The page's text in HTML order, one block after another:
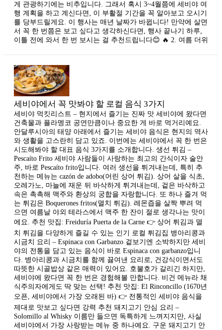
게 관광하기에는 비추입니다. 그래서 혹시 3~4월쯤에 세비야 여
행 계획을 하고 계신다면, 이 부활절 기간을 꼭 알아보고 오시기
를 당부드릴게요. 이 행사는 매년 날짜가 바뀝니다! ​만약에 살면
서 꼭 한 번쯤은 보고 싶다고 생각하신다면, 행사 끝나기 하루,
이틀 전에 와서 한 번 보시는 걸 추천드립니다😊 🔥 2. 여름 더위
세비야에서 꼭 맛봐야 할 로컬 음식 3가지
세비야 먹킷리스트 – 현지에서 즐기는 진짜 맛 세비야에 왔다면
건축물과 플라멩코 공연만큼이나 중요한 게 바로 먹거리예요.
안달루시아의 태양 아래에서 즐기는 세비야 음식은 현지의 역사
와 생활을 고스란히 담고 있죠. 이번에는 세비야에서 꼭 한 번은
시도해봐야 할 대표 음식 3가지를 소개합니다. 생선 튀김 –
Pescaíto Frito 세비야 사람들이 사랑하는 최고의 간식이자 술안
주, 바로 Pescaíto frito입니다. 여러 생선을 튀겨내는데, 특히 추
천하는 메뉴는 cazón de adobo(어린 상어 튀김). 상어 살을 식초,
오레가노, 마늘에 재운 뒤 바삭하게 튀겨내는데, 겉은 바삭하고
속은 촉촉해 맥주와 환상의 궁합을 자랑합니다. 또 하나 즐겨 먹
는 튀김은 Boquerones fritos(멸치 튀김). 레몬즙을 살짝 뿌려 먹
으면 여름날 야외 테라스에서 맥주 한 잔이 절로 생각나는 맛이
에요. 추천 맛집: Freiduría Puerta de la Carne 👉 상어 튀김과 멸
치 튀김을 다양하게 즐길 수 있는 인기 로컬 튀김집 병아리콩과
시금치 요리 – Espinaca con Garbanzo 겉보기엔 소박하지만 세비
야의 전통을 담고 있는 음식이 바로 Espinaca con garbanzo입니
다. 병아리콩과 시금치를 함께 끓여낸 요리로, 건강식이면서도
따뜻한 시골밥상 같은 매력이 있어요. 호불호가 갈리긴 하지만,
세비야에 왔다면 꼭 한 번은 경험해볼 만합니다. 비건 메뉴라 채
식주의자에게도 딱 맞는 선택! 추천 맛집: El Rinconcillo (1670년
오픈, 세비야에서 가장 오래된 바) 👉 전통적인 세비야 음식을
제대로 맛보고 싶다면 강력 추천 돼지고기 안심 요리 –
Solomillo al Whisky 이름만 들으면 독특하게 느껴지지만, 사실
세비야에서 가장 사랑받는 메뉴 중 하나예요. 구운 돼지고기 안